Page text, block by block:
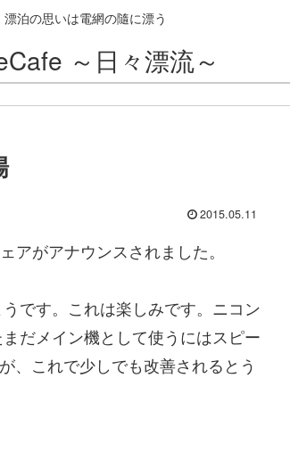
漂泊の思いは電網の隨に漂う
～日々漂流～
2015.05.11
アがアナウンスされました。
です。これは楽しみです。ニコン
だメイン機として使うにはスピー
、これで少しでも改善されるとう